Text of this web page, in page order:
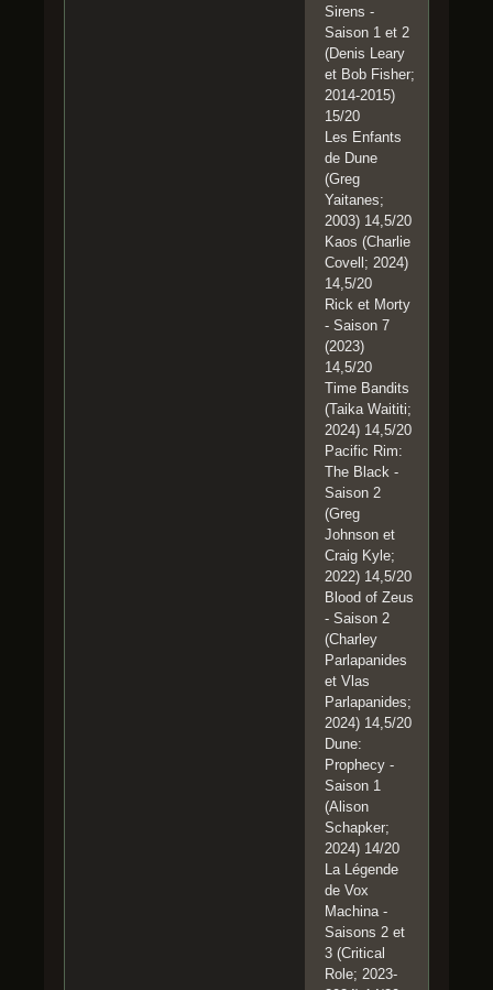
Sirens -
Saison 1 et 2
(Denis Leary
et Bob Fisher;
2014-2015)
15/20
Les Enfants
de Dune
(Greg
Yaitanes;
2003) 14,5/20
Kaos (Charlie
Covell; 2024)
14,5/20
Rick et Morty
- Saison 7
(2023)
14,5/20
Time Bandits
(Taika Waititi;
2024) 14,5/20
Pacific Rim:
The Black -
Saison 2
(Greg
Johnson et
Craig Kyle;
2022) 14,5/20
Blood of Zeus
- Saison 2
(Charley
Parlapanides
et Vlas
Parlapanides;
2024) 14,5/20
Dune:
Prophecy -
Saison 1
(Alison
Schapker;
2024) 14/20
La Légende
de Vox
Machina -
Saisons 2 et
3 (Critical
Role; 2023-